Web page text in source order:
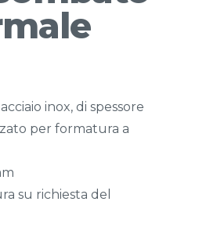
inox, di spessore
per formatura a
su richiesta del